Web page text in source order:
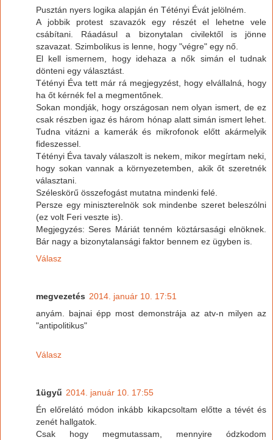
Pusztán nyers logika alapján én Tétényi Évát jelölném.
A jobbik protest szavazók egy részét el lehetne vele
csábítani. Ráadásul a bizonytalan civilektől is jönne
szavazat. Szimbolikus is lenne, hogy "végre" egy nő.
El kell ismernem, hogy idehaza a nők simán el tudnak
dönteni egy választást.
Tétényi Éva tett már rá megjegyzést, hogy elvállalná, hogy
ha őt kérnék fel a megmentőnek.
Sokan mondják, hogy országosan nem olyan ismert, de ez
csak részben igaz és három hónap alatt simán ismert lehet.
Tudna vitázni a kamerák és mikrofonok előtt akármelyik
fideszessel.
Tétényi Éva tavaly válaszolt is nekem, mikor megírtam neki,
hogy sokan vannak a környezetemben, akik őt szeretnék
választani.
Széleskörű összefogást mutatna mindenki felé.
Persze egy miniszterelnök sok mindenbe szeret beleszólni
(ez volt Feri veszte is).
Megjegyzés: Seres Máriát tenném köztársasági elnöknek.
Bár nagy a bizonytalansági faktor bennem ez ügyben is.
Válasz
megvezetés 2014. január 10. 17:51
anyám. bajnai épp most demonstrája az atv-n milyen az
"antipolitikus"
Válasz
1ügyű 2014. január 10. 17:55
Én előrelátó módon inkább kikapcsoltam előtte a tévét és
zenét hallgatok.
Csak hogy megmutassam, mennyire ódzkodom